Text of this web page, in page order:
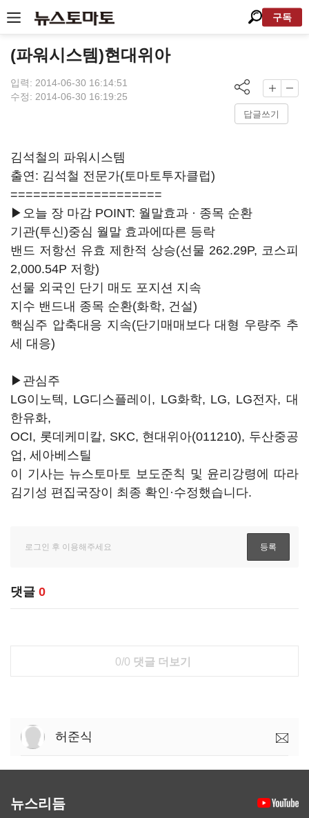
구독
(파워시스템)현대위아
입력: 2014-06-30 16:14:51
수정: 2014-06-30 16:19:25
답글쓰기
김석철의 파워시스템
출연: 김석철 전문가(토마토투자클럽)
====================
▶오늘 장 마감 POINT: 월말효과 · 종목 순환
기관(투신)중심 월말 효과에따른 등락
밴드 저항선 유효 제한적 상승(선물 262.29P, 코스피
2,000.54P 저항)
선물 외국인 단기 매도 포지션 지속
지수 밴드내 종목 순환(화학, 건설)
핵심주 압축대응 지속(단기매매보다 대형 우량주 추
세 대응)
▶관심주
LG이노텍, LG디스플레이, LG화학, LG, LG전자, 대
한유화,
OCI, 롯데케미칼, SKC, 현대위아(011210), 두산중공
업, 세아베스틸
이 기사는 뉴스토마토 보도준칙 및 윤리강령에 따라
김기성 편집국장이 최종 확인·수정했습니다.
댓글 0
0/0 댓글 더보기
허준식
뉴스리듬